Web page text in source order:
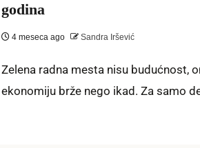
godina
4 meseca ago Sandra Iršević
Zelena radna mesta nisu budućnost,
ekonomiju brže nego ikad. Za samo